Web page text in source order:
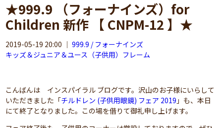
★999.9 （フォーナインズ）for
Children 新作 【 CNPM-12 】★
2019-05-19 20:00 ｜999.9 / フォーナインズ
キッズ＆ジュニア＆ユース（子供用）フレーム
こんばんは インスパイラル ブログです。沢山のお子様にいらして
いただきました「チルドレン (子供用眼鏡) フェア 2019 」も、本日
にて終了となりました。この場を借りて御礼申し上げます。